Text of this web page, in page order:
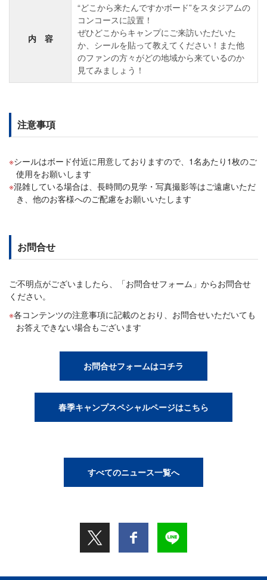
内 容
“どこから来たんですかボード”をスタジアムの
コンコースに設置！
ぜひどこからキャンプにご来訪いただいた
か、シールを貼って教えてください！また他
のファンの方々がどの地域から来ているのか
見てみましょう！
注意事項
シールはボード付近に用意しておりますので、1名あたり1枚のご
使用をお願いします
混雑している場合は、長時間の見学・写真撮影等はご遠慮いただ
き、他のお客様へのご配慮をお願いいたします
お問合せ
ご不明点がございましたら、「お問合せフォーム」からお問合せ
ください。
各コンテンツの注意事項に記載のとおり、お問合せいただいても
お答えできない場合もございます
お問合せフォームはコチラ
春季キャンプスペシャルページはこちら
すべてのニュース一覧へ